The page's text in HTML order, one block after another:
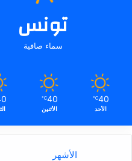
تونس
سماء صافية
40
℃
الأحد
40
℃
الأثنين
الأشهر